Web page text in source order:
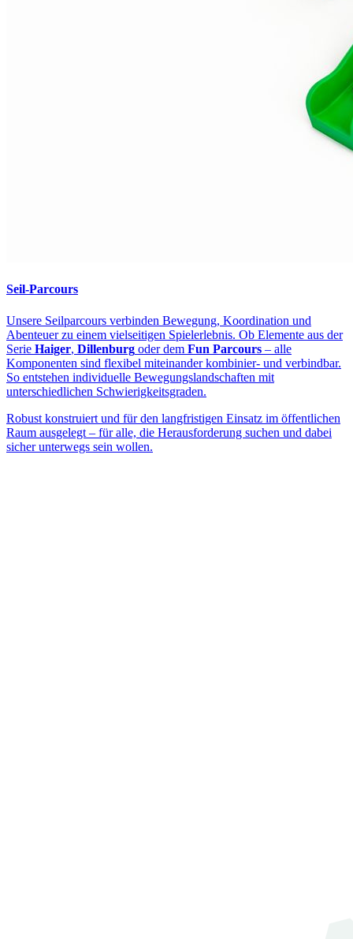
Seil-Parcours
Unsere Seilparcours verbinden Bewegung, Koordination und
Abenteuer zu einem vielseitigen Spielerlebnis. Ob Elemente aus der
Serie Haiger, Dillenburg oder dem Fun Parcours – alle
Komponenten sind flexibel miteinander kombinier- und verbindbar.
So entstehen individuelle Bewegungslandschaften mit
unterschiedlichen Schwierigkeitsgraden.
Robust konstruiert und für den langfristigen Einsatz im öffentlichen
Raum ausgelegt – für alle, die Herausforderung suchen und dabei
sicher unterwegs sein wollen.